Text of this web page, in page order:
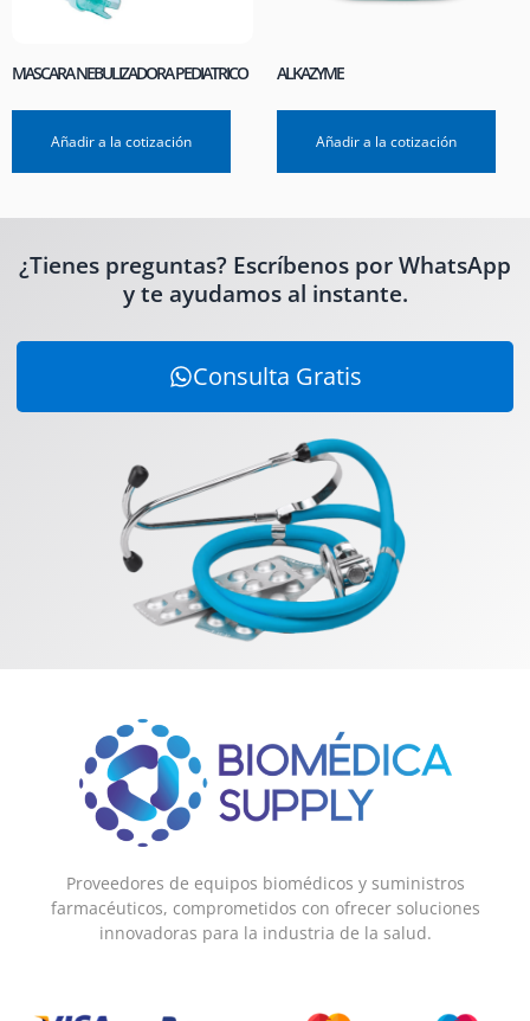
MASCARA NEBULIZADORA PEDIATRICO
Añadir a la cotización
ALKAZYME
Añadir a la cotización
¿Tienes preguntas? Escríbenos por WhatsApp
y te ayudamos al instante.
Consulta Gratis
Proveedores de equipos biomédicos y suministros
farmacéuticos, comprometidos con ofrecer soluciones
innovadoras para la industria de la salud.